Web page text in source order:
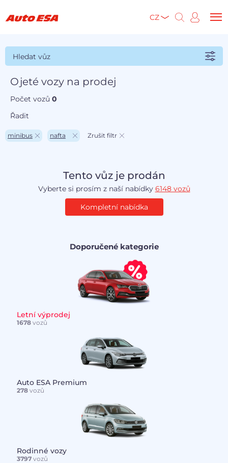
CZ
Hledat vůz
Ojeté vozy na prodej
Počet vozů0
Řadit
minibus nafta Zrušit filtr
Tento vůz je prodán
Vyberte si prosím z naší nabídky 6148 vozů
Kompletní nabídka
Doporučené kategorie
Letní výprodej
1678vozů
Auto ESA Premium
278vozů
Rodinné vozy
3797vozů